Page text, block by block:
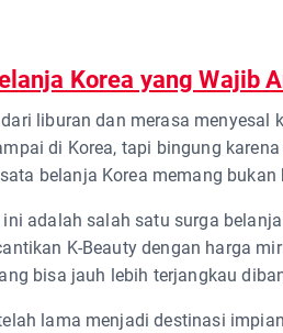
Korea yang Wajib
liburan dan merasa
di Korea, tapi bingung
belanja Korea memang
ini adalah salah satu surga
K-Beauty dengan harga
bisa jauh lebih terjangkau
lama menjadi destinasi